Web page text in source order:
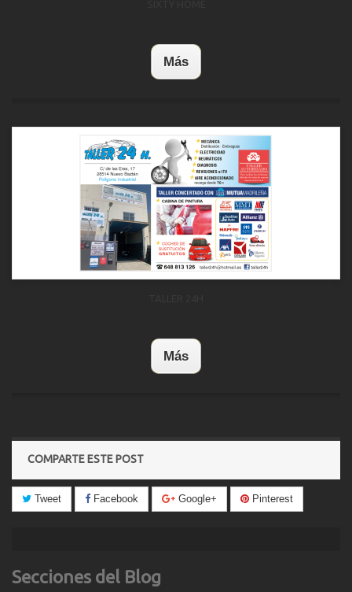
Más
Más
COMPARTE ESTE POST
Tweet Facebook Google+ Pinterest
Secciones del Blog